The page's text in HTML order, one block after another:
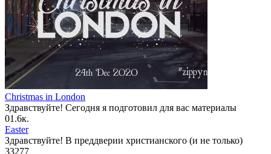
Christmas in London
Здравствуйте! Сегодня я подготовил для вас материалы
01.6к.
Easter
Здравствуйте! В преддверии христианского (и не только)
33277